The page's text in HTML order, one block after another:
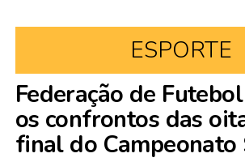
ESPORTE
Federação de
os confrontos das
final do Campeonato